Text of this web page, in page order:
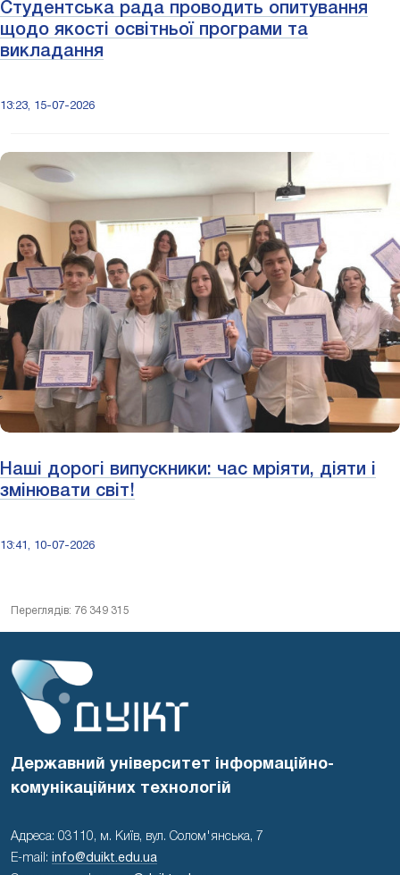
Студентська рада проводить опитування
щодо якості освітньої програми та
викладання
13:23, 15-07-2026
Наші дорогі випускники: час мріяти, діяти і
змінювати світ!
13:41, 10-07-2026
Переглядів: 76 349 315
Державний університет інформаційно-
комунікаційних технологій
Адреса: 03110, м. Київ, вул. Солом'янська, 7
E-mail:
info@duikt.edu.ua